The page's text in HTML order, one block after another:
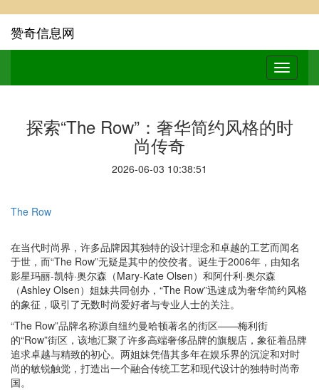
赞奇信息网
探索“The Row”：奢华简约风格的时
尚传奇
2026-06-03 10:38:51
The Row
在当代时尚界，许多品牌因其独特的设计理念和卓越的工艺而闻名
于世，而“The Row”无疑是其中的佼佼者。诞生于2006年，由知名
影星玛丽-凯特·奥尔森（Mary-Kate Olsen）和阿什利·奥尔森
（Ashley Olsen）姐妹共同创办，“The Row”迅速成为奢华简约风格
的象征，吸引了无数时尚爱好者与专业人士的关注。
“The Row”品牌名称源自纽约曼哈顿著名的街区——梅利街
的“Row”街区，该地汇聚了许多高端奢侈品牌的旗舰店，象征着品牌
追求卓越与精致的初心。两姐妹凭借其多年在娱乐界的沉淀和对时
尚的敏锐触觉，打造出一个融合传统工艺和现代设计的独特时尚帝
国。